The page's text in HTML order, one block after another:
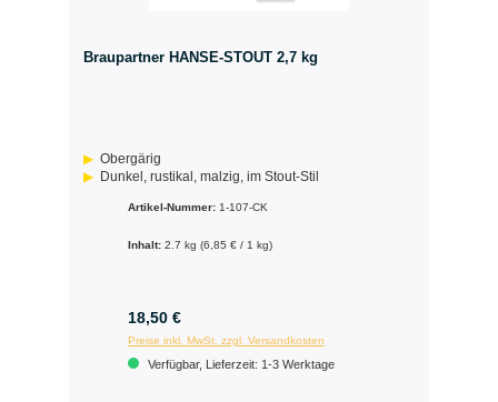
Braupartner HANSE-STOUT 2,7 kg
Obergärig
Dunkel, rustikal, malzig, im Stout-Stil
Artikel-Nummer: 1-107-CK
Inhalt: 2.7 kg (6,85 € / 1 kg)
18,50 €
Preise inkl. MwSt. zzgl. Versandkosten
Verfügbar, Lieferzeit: 1-3 Werktage